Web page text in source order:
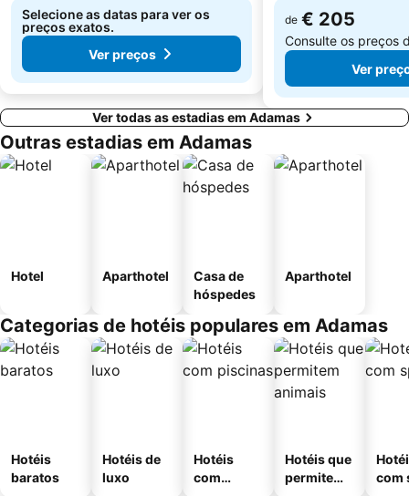
Selecione as datas para ver os
preços exatos.
Ver preços
de € 205
Consulte os preços
Ver
Ver todas as estadias em Adamas
Outras estadias em Adamas
Hotel Aparthotel
Casa de
hóspedes
Aparthotel
Categorias de hotéis populares em Adamas
Hotéis
baratos
Hotéis de
luxo
Hotéis
com
Hotéis que
permitem
com